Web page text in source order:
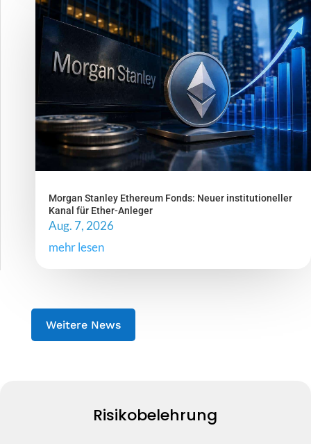
Morgan Stanley Ethereum Fonds: Neuer institutioneller
Kanal für Ether-Anleger
Aug. 7, 2026
mehr lesen
Weitere News
Risikobelehrung